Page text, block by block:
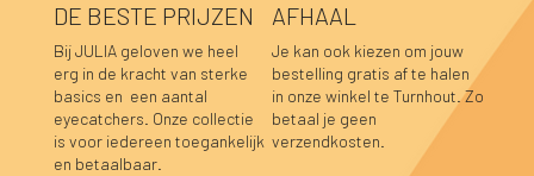
Blair sweaterjurk zwart
Prijs
€ 49,95
Blair sweaterjurk aubergine
Prijs
€ 49,95
Fay linnen top mosterdgeel
Prijs
€ 39,95
Fay linnen top olijfgroen
Prijs
€ 39,95
Lara sweater bordeaux
Prijs
€ 39,95
Hannah top prune
Prijs
€ 39,95
Hannah top choco
Prijs
€ 39,95
Caro blouse beige
Prijs
€ 44,95
Caro blouse kaki
Prijs
€ 44,95
Caro blouse donkerblauw
Prijs
€ 44,95
Caro blouse choco
Prijs
€ 44,95
Luka sweater grijs
Niet op voorraad
Luka rok grijs
Niet op voorraad
Sofie top bordeaux-donkerblauw
Niet op voorraad
Caro blouse prune
Niet op voorraad
DE BESTE PRIJZEN
Bij JULIA geloven we heel
erg in de kracht van sterke
basics en een aantal
eyecatchers. Onze collectie
is voor iedereen toegankelijk
en betaalbaar.
AFHAAL
Je kan ook kiezen om jouw
bestelling gratis af te halen
in onze winkel te Turnhout. Zo
betaal je geen
verzendkosten.